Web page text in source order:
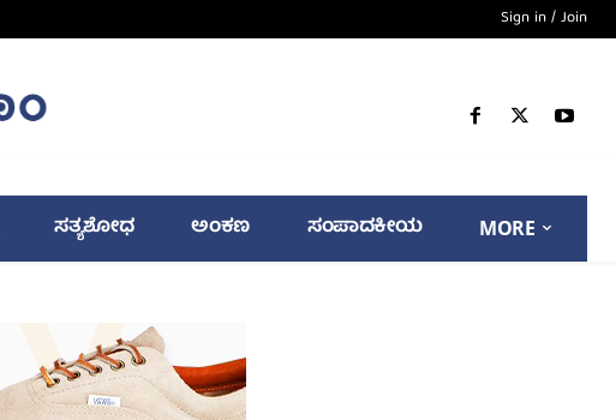
Sign in / Join
ಸತ್ಯಶೋಧ ಅಂಕಣ ಸಂಪಾದಕೀಯ MORE